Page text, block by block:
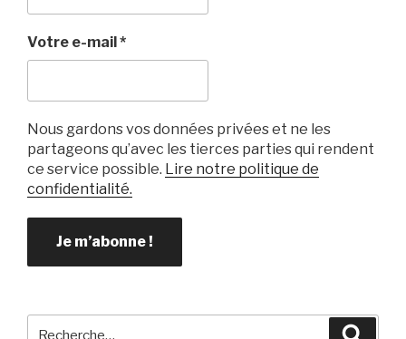
Votre e-mail*
Nous gardons vos données privées et ne les
partageons qu’avec les tierces parties qui rendent
ce service possible. Lire notre politique de
confidentialité.